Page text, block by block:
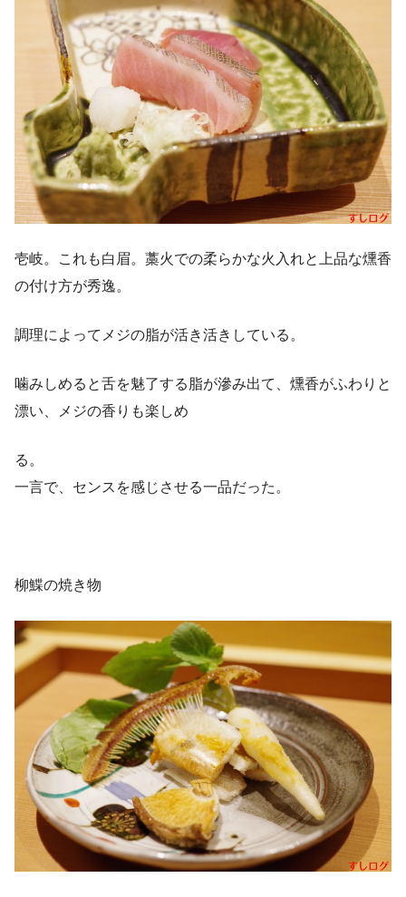
壱岐。これも白眉。藁火での柔らかな火入れと上品な燻香
の付け方が秀逸。
調理によってメジの脂が活き活きしている。
噛みしめると舌を魅了する脂が滲み出て、燻香がふわりと
漂い、メジの香りも楽しめ
る。
一言で、センスを感じさせる一品だった。
柳鰈の焼き物